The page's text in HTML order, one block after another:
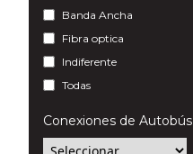
Banda Ancha
Fibra optica
Indiferente
Todas
Conexiones de Autobús